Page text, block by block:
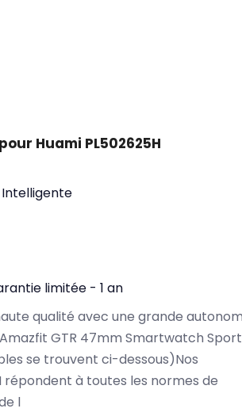
Huami PL502625H
limitée - 1 an
qualité avec une grande
GTR 47mm Smartwatch
se trouvent ci-dessous)Nos
répondent à toutes les normes de
l